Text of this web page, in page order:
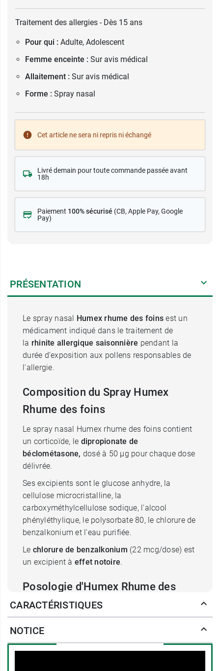
Traitement des allergies - Dès 15 ans
Pour qui : Adulte, Adolescent
Femme enceinte : Sur avis médical
Allaitement : Sur avis médical
Forme : Spray nasal
Cet article ne sera ni repris ni échangé
Livré demain pour toute commande passée avant
18h
Paiement 100% sécurisé (CB, Apple Pay, Google
Pay)
PRÉSENTATION
Le spray nasal Humex rhume des foins est un
médicament indiqué dans le traitement de
la rhinite allergique saisonnière pendant la
durée d'exposition aux pollens responsables de
l'allergie.
Composition du Spray Humex
Rhume des foins
Le spray nasal Humex rhume des foins contient
un corticoïde, le dipropionate de
béclométasone, dosé à 50 µg pour chaque dose
délivrée.
Ses excipients sont le glucose anhydre, la
cellulose microcristalline, la
carboxyméthylcellulose sodique, l'alcool
phényléthylique, le polysorbate 80, le chlorure de
benzalkonium et l'eau purifiée.
Le chlorure de benzalkonium (22 mcg/dose) est
un excipient à effet notoire.
Posologie d'Humex Rhume des
foins beclometasone 50
plus de 15 ans
Utiliser le spray nasal Humex rhume des foins
CARACTÉRISTIQUES
NOTICE